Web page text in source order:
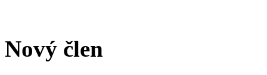
Nový člen